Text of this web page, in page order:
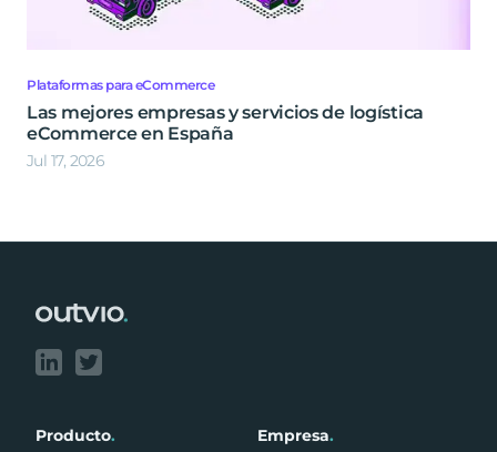
Plataformas para eCommerce
Las mejores empresas y servicios de logística
eCommerce en España
Jul 17, 2026
Producto. Empresa.